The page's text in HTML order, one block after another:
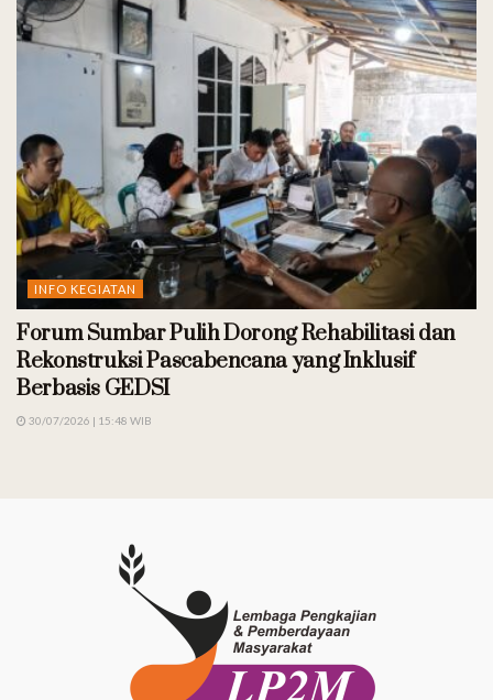
INFO KEGIATAN
Forum Sumbar Pulih Dorong Rehabilitasi dan
Rekonstruksi Pascabencana yang Inklusif
Berbasis GEDSI
30/07/2026 | 15:48 WIB